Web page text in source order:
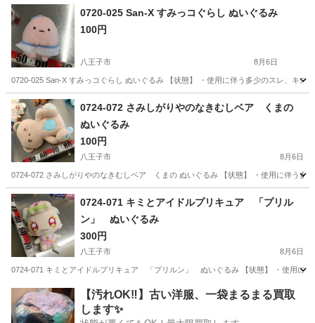
東京 八王子市 0720-025 San-X すみっコぐらし ぬいぐるみ
100円
八王子市 8月6日
0720-025 San-X すみっコぐらし ぬいぐるみ 【状態】 ・使用に伴う多少のスレ、キ
東京 八王子市 San
0724-072 さみしがりやのなきむしベア くまの
ぬいぐるみ
100円
八王子市 8月6日
0724-072 さみしがりやのなきむしベア くまの ぬいぐるみ 【状態】 ・使用に伴う多
東京 八王子市 くま
0724-071 キミとアイドルプリキュア 「プリル
ン」 ぬいぐるみ
300円
八王子市 8月6日
0724-071 キミとアイドルプリキュア 「プリルン」 ぬいぐるみ 【状態】 ・使用に伴
東京 八王子市 おもちゃ プリキュア
【汚れOK‼️】古い洋服、一袋まるまる買取
します✨